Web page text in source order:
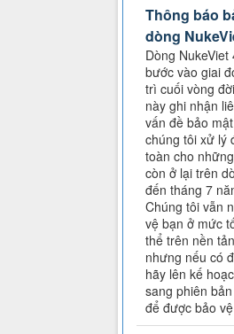
Thông báo
dòng
Dòng NukeViet
bước vào giai
trì cuối vòng
này ghi nhận
vấn đề bảo
chúng tôi xử lý
toàn cho
còn ở lại trên
đến tháng 7
Chúng tôi vẫn
vệ bạn ở mức
thể trên nền
nhưng nếu có
hãy lên kế
sang phiên
để được bảo